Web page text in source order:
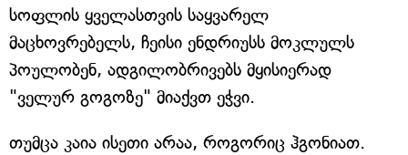
სოფლის ყველასთვის საყვარელ
მაცხოვრებელს, ჩეისი ენდრიუსს მოკლულს
პოულობენ, ადგილობრივებს მყისიერად
"ველურ გოგოზე" მიაქვთ ეჭვი.
თუმცა კაია ისეთი არაა, როგორიც ჰგონიათ.